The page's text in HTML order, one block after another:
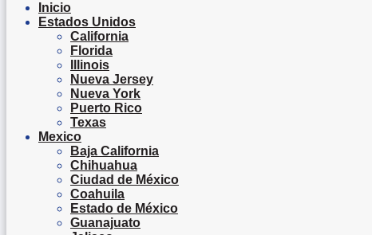
Inicio
Estados Unidos
California
Florida
Illinois
Nueva Jersey
Nueva York
Puerto Rico
Texas
Mexico
Baja California
Chihuahua
Ciudad de México
Coahuila
Estado de México
Guanajuato